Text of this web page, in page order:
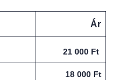
Ár
21 000 Ft
18 000 Ft